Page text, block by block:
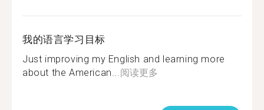
我的语言学习目标
Just improving my English and learning more
about the American... 阅读更多